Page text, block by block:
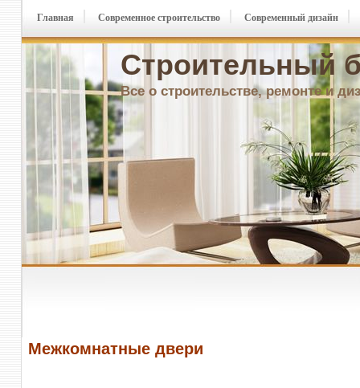
Строительный
Все о строительстве, ремонте и
Главная Современное строительство Современный дизайн
Межкомнатные двери